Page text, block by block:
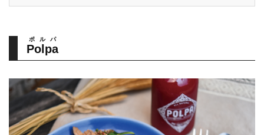
Polpa
ポルパ